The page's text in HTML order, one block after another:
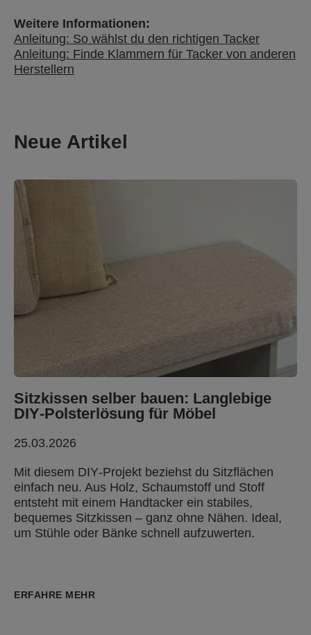
Weitere Informationen:
Anleitung: So wählst du den richtigen Tacker
Anleitung: Finde Klammern für Tacker von anderen
Herstellern
Neue Artikel
Sitzkissen selber bauen: Langlebige
DIY‑Polsterlösung für Möbel
25.03.2026
Mit diesem DIY‑Projekt beziehst du Sitzflächen
einfach neu. Aus Holz, Schaumstoff und Stoff
entsteht mit einem Handtacker ein stabiles,
bequemes Sitzkissen – ganz ohne Nähen. Ideal,
um Stühle oder Bänke schnell aufzuwerten.
ERFAHRE MEHR